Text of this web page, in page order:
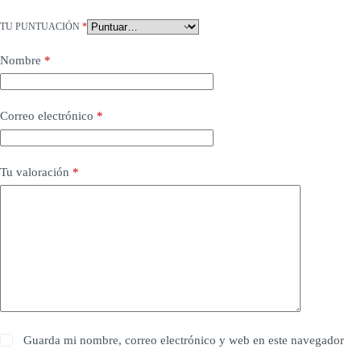
TU PUNTUACIÓN *
Nombre *
Correo electrónico *
Tu valoración *
Guarda mi nombre, correo electrónico y web en este navegador